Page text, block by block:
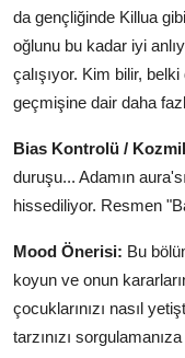
da gençliğinde Killua
oğlunu bu kadar iyi
çalışıyor. Kim bilir,
geçmişine dair daha
Bias Kontrolü /
duruşu... Adamın
hissediliyor. Resmen
Mood Önerisi: Bu
koyun ve onun
çocuklarınızı nasıl
tarzınızı